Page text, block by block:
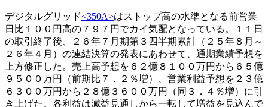
デジタルグリッド<350A>はストップ高の水準となる前営業
日比１００円高の７９７円でカイ気配となっている。１１日
の取引終了後、２６年７月期第３四半期累計（２５年８月～
２６年４月）の連結決算の発表にあわせて、通期業績予想を
上方修正した。売上高予想を６２億８１００万円から６５億
９５００万円（前期比７．２％増）、営業利益予想を２３億
６３００万円から２８億３６００万円（同３．４％増）に引
き上げた。各利益は減益見通しから一転して増益を見込んで